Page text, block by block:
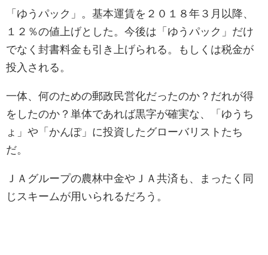
「ゆうパック」。基本運賃を２０１８年３月以降、
１２％の値上げとした。今後は「ゆうパック」だけ
でなく封書料金も引き上げられる。もしくは税金が
投入される。
一体、何のための郵政民営化だったのか？だれが得
をしたのか？単体であれば黒字が確実な、「ゆうち
ょ」や「かんぽ」に投資したグローバリストたち
だ。
ＪＡグループの農林中金やＪＡ共済も、まったく同
じスキームが用いられるだろう。